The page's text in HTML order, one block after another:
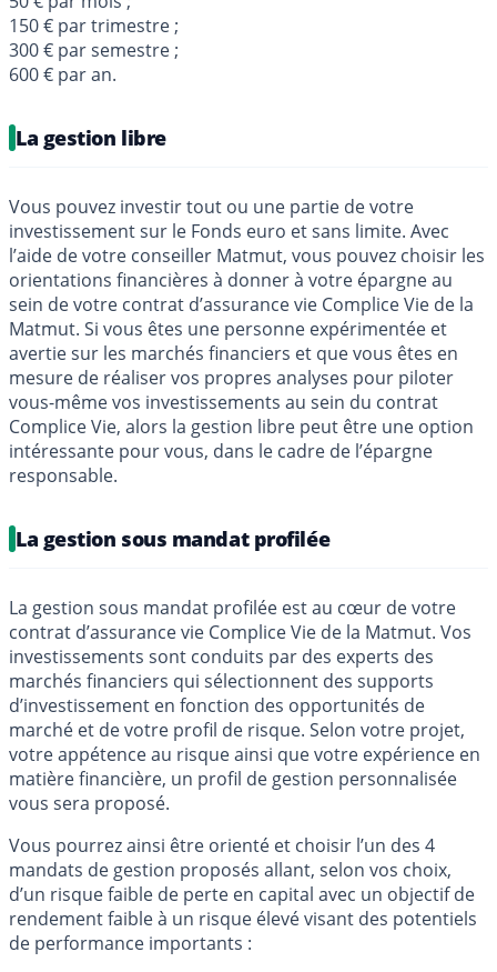
150 € par trimestre ;
300 € par semestre ;
600 € par an.
La gestion libre
Vous pouvez investir tout ou une partie de votre
investissement sur le Fonds euro et sans limite. Avec
l’aide de votre conseiller Matmut, vous pouvez choisir les
orientations financières à donner à votre épargne au
sein de votre contrat d’assurance vie Complice Vie de la
Matmut. Si vous êtes une personne expérimentée et
avertie sur les marchés financiers et que vous êtes en
mesure de réaliser vos propres analyses pour piloter
vous-même vos investissements au sein du contrat
Complice Vie, alors la gestion libre peut être une option
intéressante pour vous, dans le cadre de l’épargne
responsable.
La gestion sous mandat profilée
La gestion sous mandat profilée est au cœur de votre
contrat d’assurance vie Complice Vie de la Matmut. Vos
investissements sont conduits par des experts des
marchés financiers qui sélectionnent des supports
d’investissement en fonction des opportunités de
marché et de votre profil de risque. Selon votre projet,
votre appétence au risque ainsi que votre expérience en
matière financière, un profil de gestion personnalisée
vous sera proposé.
Vous pourrez ainsi être orienté et choisir l’un des 4
mandats de gestion proposés allant, selon vos choix,
d’un risque faible de perte en capital avec un objectif de
rendement faible à un risque élevé visant des potentiels
de performance importants :